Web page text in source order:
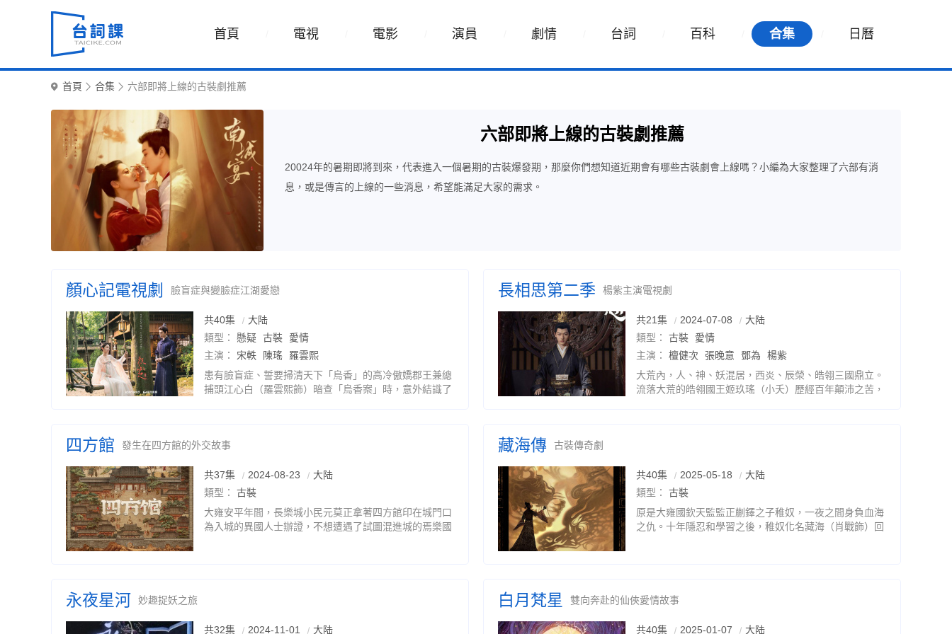
首頁 電視 電影 演員 劇情 台詞 百科 合集 日曆
首頁 合集 六部即將上線的古裝劇推薦
六部即將上線的古裝劇推薦
20024年的暑期即將到來，代表進入一個暑期的古裝爆發期，那麼你們想知道近期會有哪些古裝劇會上線嗎？小編為大家整理了六部有消
息，或是傳言的上線的一些消息，希望能滿足大家的需求。
顏心記電視劇 臉盲症與變臉症江湖愛戀
共40集
大陆
類型：
懸疑 古裝
愛情
主演：
宋軼 陳瑤
羅雲熙
患有臉盲症、誓要掃清天下「烏香」的高冷傲嬌郡王兼總
捕頭江心白（羅雲熙飾）暗查「烏香案」時，意外結識了
長相思第二季 楊紫主演電視劇
共21集 2024-07-08
大陆
類型：
古裝
愛情
主演：
檀健次 張晚意 鄧為
楊紫
大荒內，人、神、妖混居，西炎、辰榮、皓翎三國鼎立。
流落大荒的皓翎國王姬玖瑤（小夭）歷經百年顛沛之苦，
四方館 發生在四方館的外交故事
共37集 2024-08-23
大陆
類型：
古裝
大雍安平年間，長樂城小民元莫正拿著四方館印在城門口
為入城的異國人士辦證，不想遭遇了試圖混進城的焉樂國
藏海傳 古裝傳奇劇
共40集 2025-05-18
大陆
類型：
古裝
原是大雍國欽天監監正蒯鐸之子稚奴，一夜之間身負血海
之仇。十年隱忍和學習之後，稚奴化名藏海（肖戰飾）回
永夜星河 妙趣捉妖之旅
共32集 2024-11-01 大陆
白月梵星 雙向奔赴的仙俠愛情故事
共40集 2025-01-07 大陆